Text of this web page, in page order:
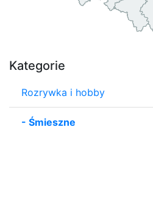
Kategorie
Rozrywka i hobby
- Śmieszne